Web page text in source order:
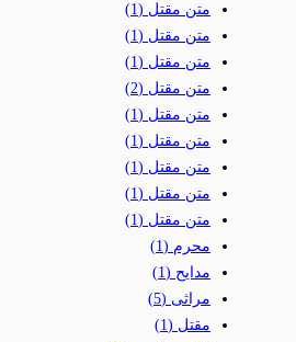
متن مقتل (1)
متن مقتل (1)
متن مقتل (1)
متن مقتل (2)
متن مقتل (1)
متن مقتل (1)
متن مقتل (1)
متن مقتل (1)
متن مقتل (1)
محرم (1)
مدایح (1)
مراثی (5)
مقتل (1)